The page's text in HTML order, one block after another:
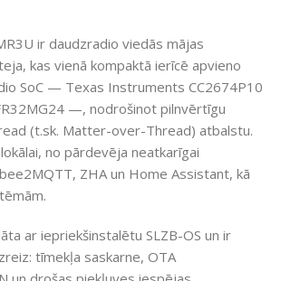
ir daudzradio viedās mājas
kas vienā kompaktā ierīcē apvieno
SoC — Texas Instruments CC2674P10
—, nodrošinot pilnvērtīgu
(t.sk. Matter-over-Thread) atbalstu.
no pārdevēja neatkarīgai
ZHA un Home Assistant, kā
ar iepriekšinstalētu SLZB-OS un ir
tīmekļa saskarne, OTA